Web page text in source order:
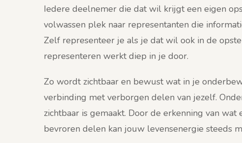
Iedere deelnemer die dat wil krijgt een eigen
volwassen plek naar representanten die
Zelf representeer je als je dat wil ook in de
representeren werkt diep in je door.
Zo wordt zichtbaar en bewust wat in je
verbinding met verborgen delen van jezelf.
zichtbaar is gemaakt. Door de erkenning van
bevroren delen kan jouw levensenergie steeds